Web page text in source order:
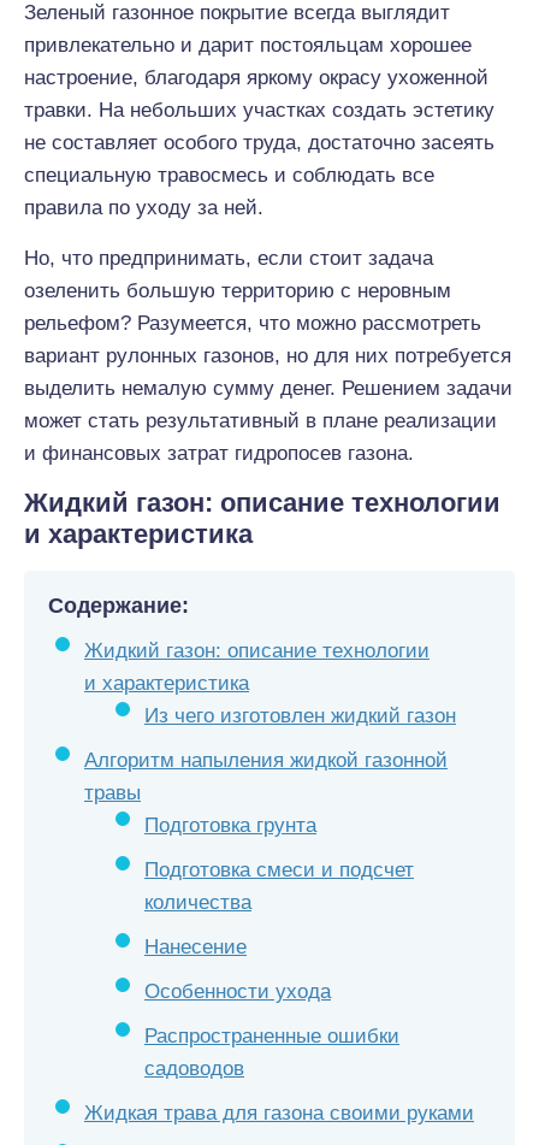
Зеленый газонное покрытие всегда выглядит
привлекательно и дарит постояльцам хорошее
настроение, благодаря яркому окрасу ухоженной
травки. На небольших участках создать эстетику
не составляет особого труда, достаточно засеять
специальную травосмесь и соблюдать все
правила по уходу за ней.
Но, что предпринимать, если стоит задача
озеленить большую территорию с неровным
рельефом? Разумеется, что можно рассмотреть
вариант рулонных газонов, но для них потребуется
выделить немалую сумму денег. Решением задачи
может стать результативный в плане реализации
и финансовых затрат гидропосев газона.
Жидкий газон: описание технологии
и характеристика
Содержание:
Жидкий газон: описание технологии
и характеристика
Из чего изготовлен жидкий газон
Алгоритм напыления жидкой газонной
травы
Подготовка грунта
Подготовка смеси и подсчет
количества
Нанесение
Особенности ухода
Распространенные ошибки
садоводов
Жидкая трава для газона своими руками